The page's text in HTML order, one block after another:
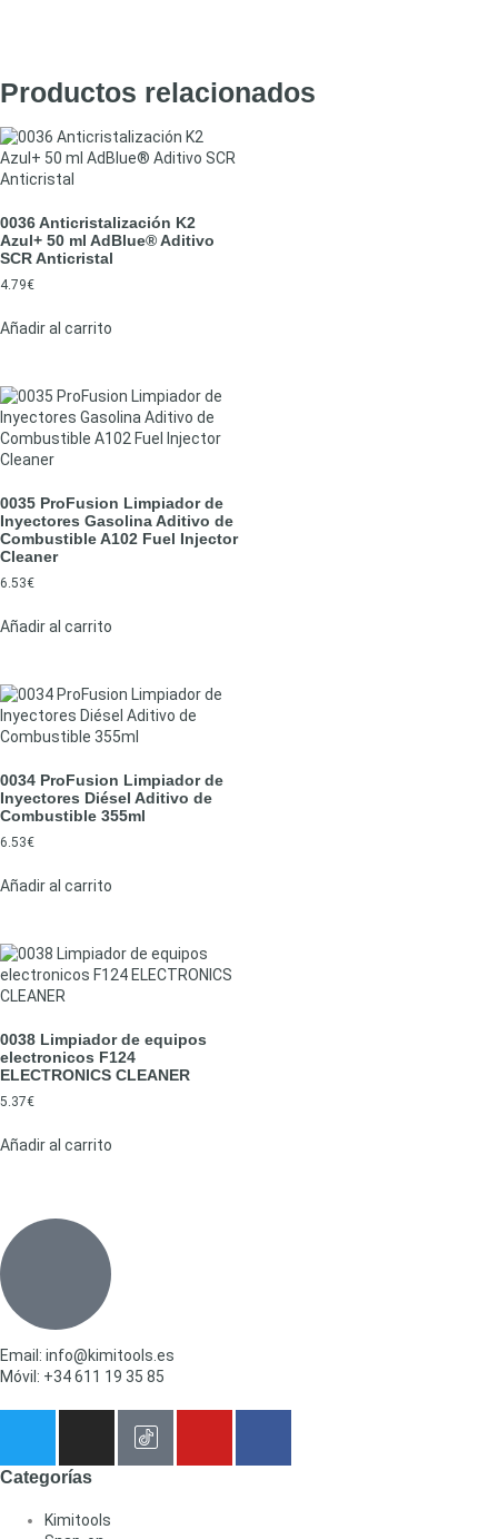
Productos relacionados
0036 Anticristalización K2
Azul+ 50 ml AdBlue® Aditivo
SCR Anticristal
4.79€
Añadir al carrito
0035 ProFusion Limpiador de
Inyectores Gasolina Aditivo de
Combustible A102 Fuel Injector
Cleaner
6.53€
Añadir al carrito
0034 ProFusion Limpiador de
Inyectores Diésel Aditivo de
Combustible 355ml
6.53€
Añadir al carrito
0038 Limpiador de equipos
electronicos F124
ELECTRONICS CLEANER
5.37€
Añadir al carrito
Email: info@kimitools.es
Móvil: +34 611 19 35 85
Categorías
Kimitools